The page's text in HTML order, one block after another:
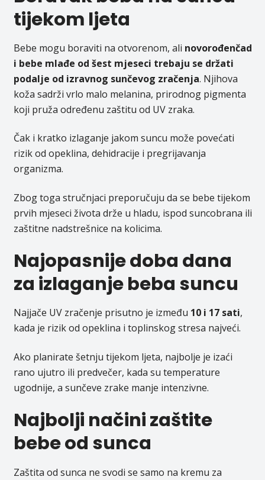
tijekom ljeta
Bebe mogu boraviti na otvorenom, ali novorođenčad
i bebe mlađe od šest mjeseci trebaju se držati
podalje od izravnog sunčevog zračenja. Njihova
koža sadrži vrlo malo melanina, prirodnog pigmenta
koji pruža određenu zaštitu od UV zraka.
Čak i kratko izlaganje jakom suncu može povećati
rizik od opeklina, dehidracije i pregrijavanja
organizma.
Zbog toga stručnjaci preporučuju da se bebe tijekom
prvih mjeseci života drže u hladu, ispod suncobrana ili
zaštitne nadstrešnice na kolicima.
Najopasnije doba dana
za izlaganje beba suncu
Najjače UV zračenje prisutno je između 10 i 17 sati,
kada je rizik od opeklina i toplinskog stresa najveći.
Ako planirate šetnju tijekom ljeta, najbolje je izaći
rano ujutro ili predvečer, kada su temperature
ugodnije, a sunčeve zrake manje intenzivne.
Najbolji načini zaštite
bebe od sunca
Zaštita od sunca ne svodi se samo na kremu za